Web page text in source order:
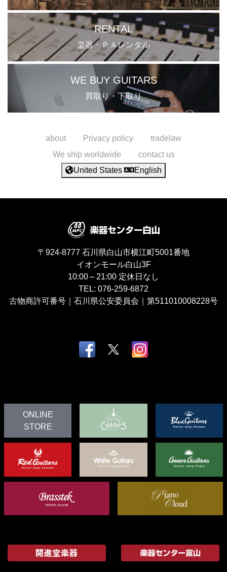
RENTAL
楽器・ＰＡレンタル
WE BUY GUITARS
買取り・下取り
about Privacy policy
tradelaw
We ship worldwide
contact us
United States
English
〒924-8777 石川県白山市横江町5001番地
イオンモール白山3F
10:00～21:00 定休日なし
TEL: 076-259-6872
古物商許可番号｜石川県公安委員会｜第511010008228号
ONLINE
STORE